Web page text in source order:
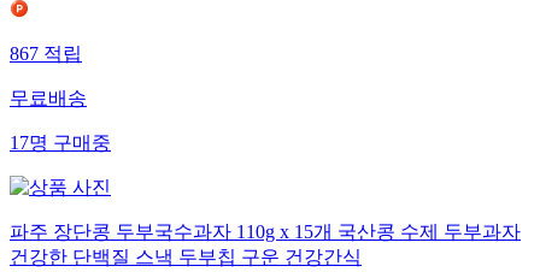
867적립
무료배송
17명구매중
파주 장단콩 두부국수과자 110g x 15개 국산콩 수제 두부과자
건강한 단백질 스낵 두부칩 구운 건강간식